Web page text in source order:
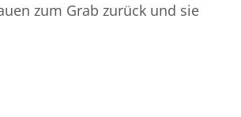
zum Grab zurück und sie